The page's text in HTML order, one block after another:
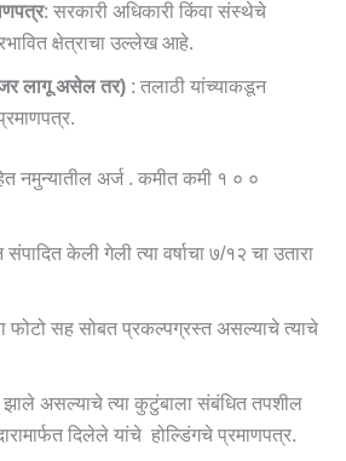
: सरकारी अधिकारी किंवा संस्थेचे
क्षेत्राचा उल्लेख आहे.
लागू असेल तर) : तलाठी यांच्याकडून
नमुन्यातील अर्ज . कमीत कमी १ ० ०
संपादित केली गेली त्या वर्षाचा ७/१२ चा उतारा
फोटो सह सोबत प्रकल्पग्रस्त असल्याचे त्याचे
असल्याचे त्या कुटुंबाला संबंधित तपशील
दिलेले यांचे होल्डिंगचे प्रमाणपत्र.